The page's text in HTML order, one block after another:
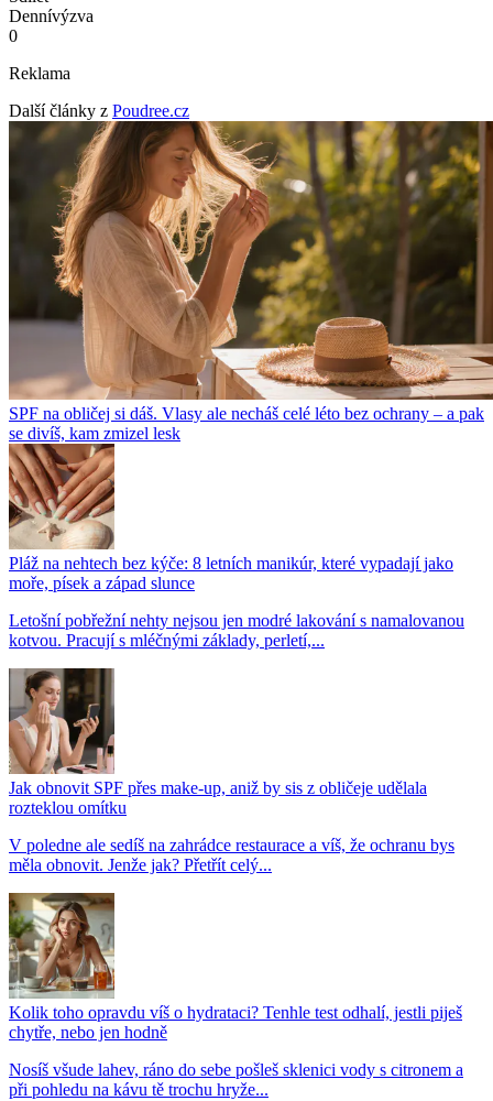
Dennívýzva
0
Reklama
Další články z Poudree.cz
SPF na obličej si dáš. Vlasy ale necháš celé léto bez ochrany – a pak
se divíš, kam zmizel lesk
Pláž na nehtech bez kýče: 8 letních manikúr, které vypadají jako
moře, písek a západ slunce
Letošní pobřežní nehty nejsou jen modré lakování s namalovanou
kotvou. Pracují s mléčnými základy, perletí,...
Jak obnovit SPF přes make-up, aniž by sis z obličeje udělala
rozteklou omítku
V poledne ale sedíš na zahrádce restaurace a víš, že ochranu bys
měla obnovit. Jenže jak? Přetřít celý...
Kolik toho opravdu víš o hydrataci? Tenhle test odhalí, jestli piješ
chytře, nebo jen hodně
Nosíš všude lahev, ráno do sebe pošleš sklenici vody s citronem a
při pohledu na kávu tě trochu hryže...